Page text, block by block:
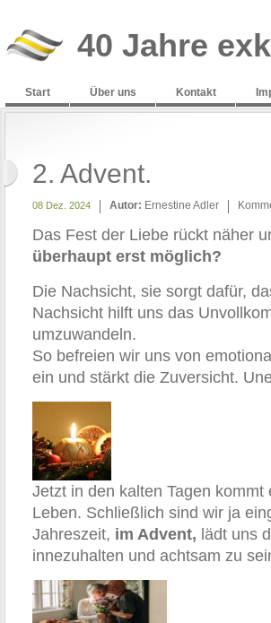
40 Jahre
Start Über uns Kontakt
2. Advent.
08 Dez. 2024 Autor: Ernestine Adler
Das Fest der Liebe rückt näher
überhaupt erst möglich?
Die Nachsicht, sie sorgt dafür,
Nachsicht hilft uns das
umzuwandeln.
So befreien wir uns von
ein und stärkt die Zuversicht.
Jetzt in den kalten Tagen
Leben. Schließlich sind wir ja
Jahreszeit, im Advent, lädt uns
innezuhalten und achtsam zu